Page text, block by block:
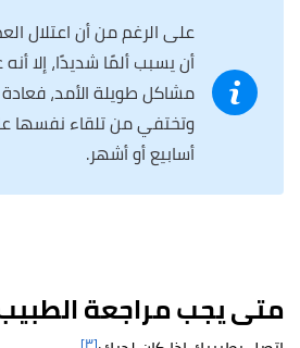
على الرغم من أن اعتلال
أن يسبب ألمًا شديدًا، إلا
مشاكل طويلة الأمد،
وتختفي من تلقاء
أسابيع أو أشهر.
متى يجب مراجعة